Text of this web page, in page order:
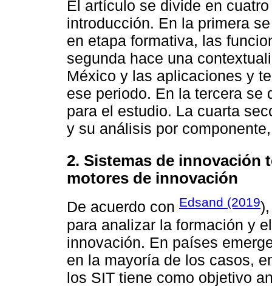
El artículo se divide en
introducción. En la primera
en etapa formativa, las
segunda hace una
México y las aplicaciones y
ese periodo. En la tercera se
para el estudio. La cuarta
y su análisis por
2. Sistemas de innovación
motores de innovación
De acuerdo con Edsand (2019
para analizar la formación y
innovación. En países
en la mayoría de los casos,
los SIT tiene como objetivo